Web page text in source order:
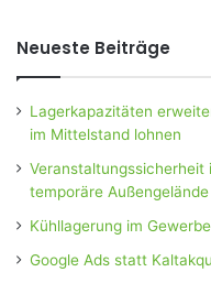
Neueste Beiträge
Lagerkapazitäten
im Mittelstand lohnen
temporäre Außengelände
Kühllagerung im
Google Ads statt